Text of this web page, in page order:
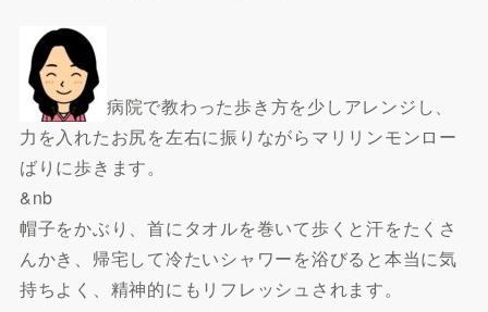
病院で教わった歩き方を少しアレンジし、
力を入れたお尻を左右に振りながらマリリンモンロー
ばりに歩きます。
&nb
帽子をかぶり、首にタオルを巻いて歩くと汗をたくさ
んかき、帰宅して冷たいシャワーを浴びると本当に気
持ちよく、精神的にもリフレッシュされます。